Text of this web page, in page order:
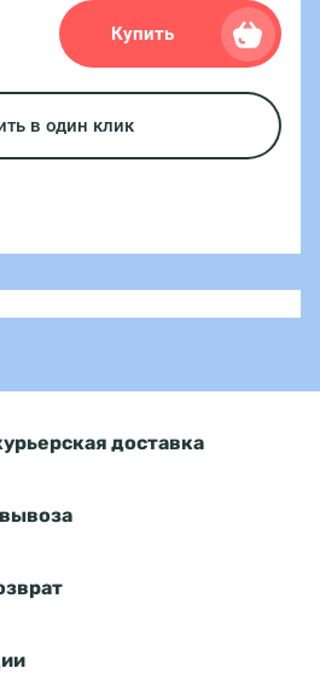
Купить
в один клик
доставка